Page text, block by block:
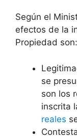
Según el
efectos de la
Propiedad son:
se
son los
inscrita
reales